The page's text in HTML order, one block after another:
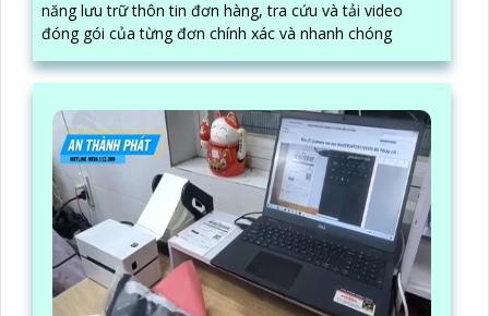
năng lưu trữ thôn tin đơn hàng, tra cứu và tải video
đóng gói của từng đơn chính xác và nhanh chóng